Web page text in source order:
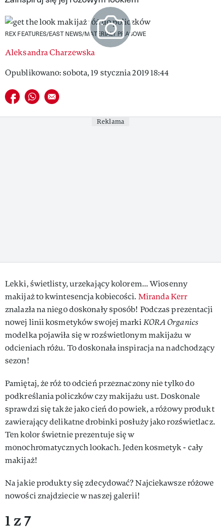
VIVA!MAN
VIVA!PEOPLE POWER
VIVA!ITAKA
MAGAZYN VIVA!
REX FEATURES/EAST NEWS/MATERIAŁY PRASOWE
Aleksandra Charzewska
Opublikowano: sobota, 19 stycznia 2019 18:44
Udostępnij na facebook
Udostępnij na whatsapp
E-mail do przyjaciela
Reklama
Lekki, świetlisty, urzekający kolorem... Wiosenny
makijaż to kwintesencja kobiecości. Miranda Kerr
znalazła na niego doskonały sposób! Podczas prezentacji
nowej linii kosmetyków swojej markiKORA Organics
modelka pojawiła się w rozświetlonym makijażu w
odcieniach różu. To doskonała inspiracja na nadchodzący
sezon!
Pamiętaj, że róż to odcień przeznaczony nie tylko do
podkreślania policzków czy makijażu ust. Doskonale
sprawdzi się także jako cień do powiek, a różowy produkt
zawierający delikatne drobinki posłuży jako rozświetlacz.
Ten kolor świetnie prezentuje się w
monochromatycznych lookach. Jeden kosmetyk - cały
makijaż!
Na jakie produkty się zdecydować? Najciekawsze różowe
nowości znajdziecie w naszej galerii!
1 z 7